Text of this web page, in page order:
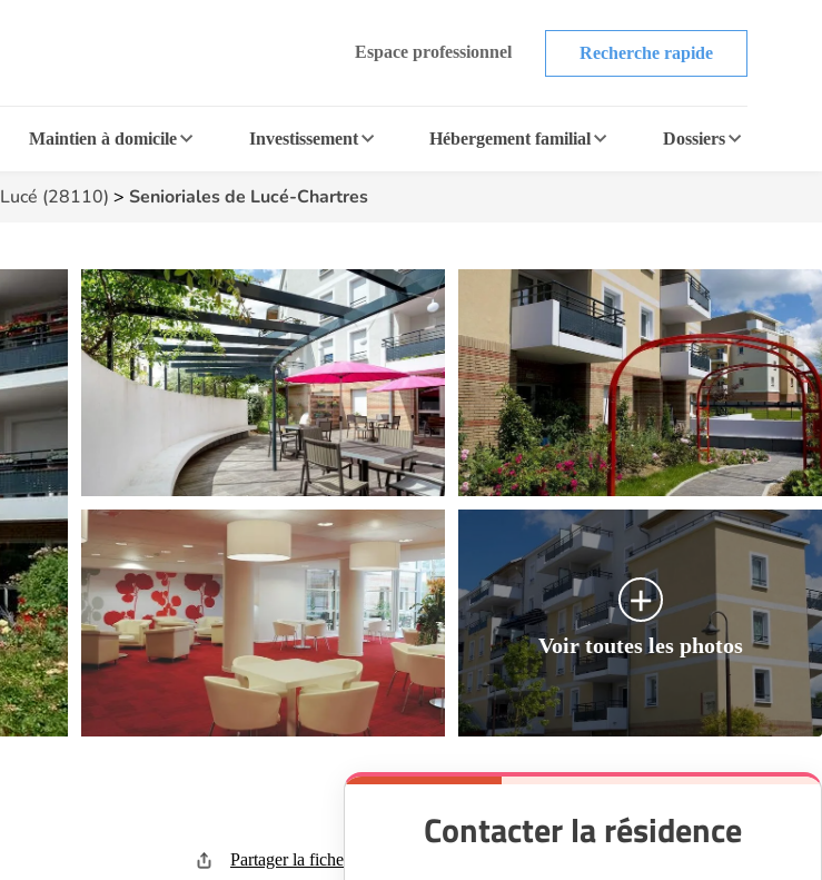
Espace professionnel Recherche rapide
Maintien à domicile Investissement Hébergement familial Dossiers
Lucé (28110) > Senioriales de Lucé-Chartres
Partager la fiche
Contacter la résidence